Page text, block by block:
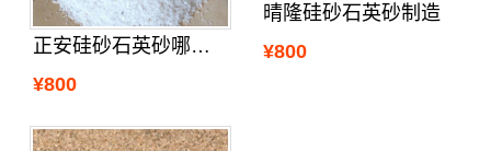
正安硅砂石英砂哪里买
¥800
晴隆硅砂石英砂制造
¥800